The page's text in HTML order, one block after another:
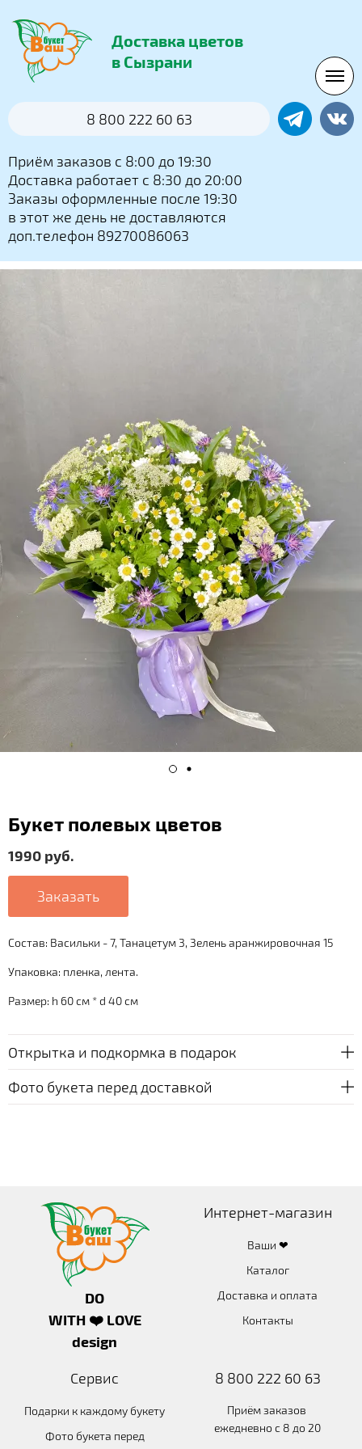
Доставка цветов
в Сызрани
8 800 222 60 63
Приём заказов с 8:00 до 19:30
Доставка работает с 8:30 до 20:00
Заказы оформленные после 19:30
в этот же день не доставляются
доп.телефон 89270086063
Букет полевых цветов
1990 руб.
Заказать
Состав: Васильки - 7, Танацетум 3, Зелень аранжировочная 15
Упаковка: пленка, лента.
Размер: h 60 см * d 40 см
Открытка и подкормка в подарок
Фото букета перед доставкой
DO
WITH ❤️ LOVE
design
Интернет-магазин
Ваши ❤
Каталог
Доставка и оплата
Контакты
Сервис
Подарки к каждому букету
Фото букета перед
8 800 222 60 63
Приём заказов
ежедневно с 8 до 20